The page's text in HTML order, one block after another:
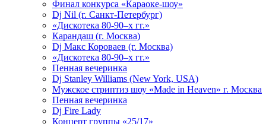
Финал конкурса «Караоке-шоу»
Dj Nil (г. Санкт-Петербург)
«Дискотека 80-90–х гг.»
Карандаш (г. Москва)
Dj Макс Короваев (г. Москва)
«Дискотека 80-90–х гг.»
Пенная вечеринка
Dj Stanley Williams (New York, USA)
Мужское стриптиз шоу «Made in Heaven» г. Москва
Пенная вечеринка
Dj Fire Lady
Концерт группы «25/17»